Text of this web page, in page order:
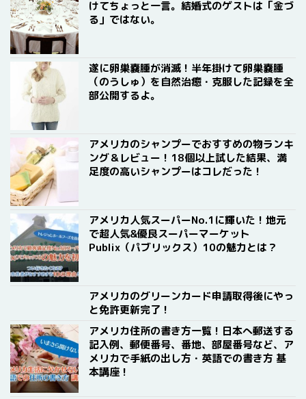
けてちょっと一言。結婚式のゲストは「金づ
る」ではない。
遂に卵巣嚢腫が消滅！半年掛けて卵巣嚢腫
（のうしゅ）を自然治癒・克服した記録を全
部公開するよ。
アメリカのシャンプーでおすすめの物ランキ
ング＆レビュー！18個以上試した結果、満
足度の高いシャンプーはコレだった！
アメリカ人気スーパーNo.1に輝いた！地元
で超人気&優良スーパーマーケット
Publix（パブリックス）10の魅力とは？
アメリカのグリーンカード申請取得後にやっ
と免許更新完了！
アメリカ住所の書き方一覧！日本へ郵送する
記入例、郵便番号、番地、部屋番号など、ア
メリカで手紙の出し方・英語での書き方 基
本講座！